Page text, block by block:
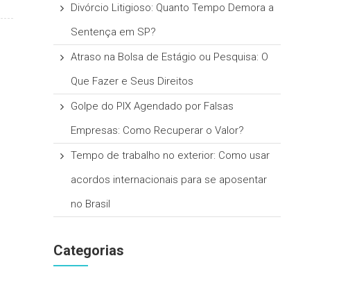
Divórcio Litigioso: Quanto Tempo Demora a
Sentença em SP?
Atraso na Bolsa de Estágio ou Pesquisa: O
Que Fazer e Seus Direitos
Golpe do PIX Agendado por Falsas
Empresas: Como Recuperar o Valor?
Tempo de trabalho no exterior: Como usar
acordos internacionais para se aposentar
no Brasil
Categorias